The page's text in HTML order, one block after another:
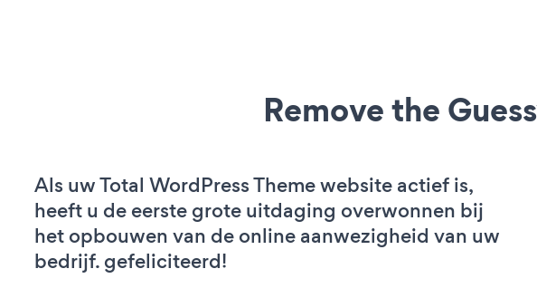
Remove the
Als uw Total WordPress Theme website actief is,
heeft u de eerste grote uitdaging overwonnen bij
het opbouwen van de online aanwezigheid van uw
bedrijf. gefeliciteerd!